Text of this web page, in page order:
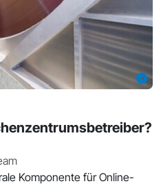
Komponente für Online-